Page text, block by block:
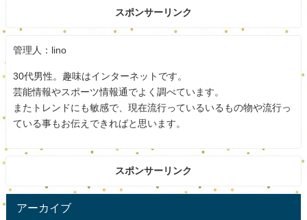
は「職員が逮捕される事態となり誠に遺憾。今後の
捜査結果を踏まえて適切に処分したい」とコメント
した。
酔っぱらっていたとは言え警察官が暴行とは本当に信じら
れません。
ヤバイですね。警察官の自覚がないのでしょうか。
いい歳してお酒の飲みすぎはいけませんね。
スポンサーリンク
管理人：lino
30代男性。趣味はインターネットです。
芸能情報やスポーツ情報通でよく調べています。
またトレンドにも敏感で、現在流行っているいるもの物や流行っ
ている事もお伝えできればと思います。
スポンサーリンク
アーカイブ